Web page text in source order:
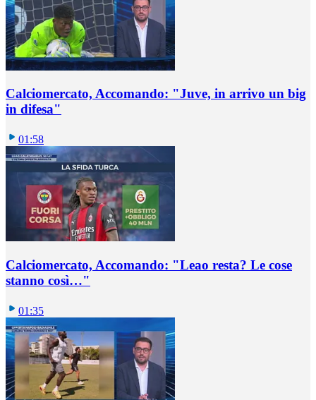
Calciomercato, Accomando: "Juve, in arrivo un big
in difesa"
01:58
Calciomercato, Accomando: "Leao resta? Le cose
stanno così…"
01:35